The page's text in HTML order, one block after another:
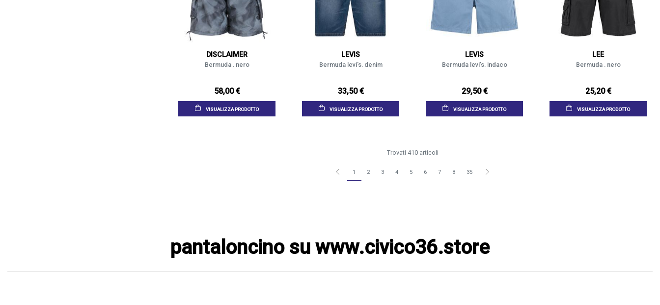
DISCLAIMER
Bermuda . nero
58,00 €
VISUALIZZA PRODOTTO
LEVIS
Bermuda levi's. denim
33,50 €
VISUALIZZA PRODOTTO
LEVIS
Bermuda levi's. indaco
29,50 €
VISUALIZZA PRODOTTO
LEE
Bermuda . nero
25,20 €
VISUALIZZA PRODOTTO
Trovati 410 articoli
1 2 3 4 5 6 7 8 35
pantaloncino su www.civico36.store